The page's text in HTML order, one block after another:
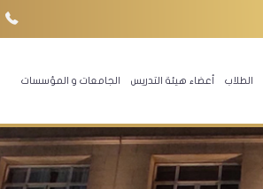
الطلاب أعضاء هيئة التدريس الجامعات و المؤسسات